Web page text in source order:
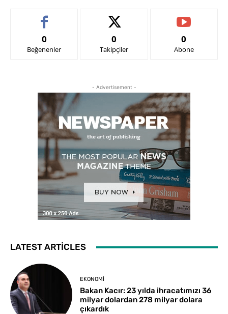
0
Beğenenler
0
Takipçiler
0
Abone
- Advertisement -
LATEST ARTICLES
EKONOMI
Bakan Kacır: 23 yılda ihracatımızı 36
milyar dolardan 278 milyar dolara
çıkardık